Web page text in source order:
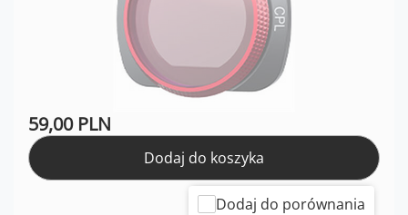
59,00 PLN
Dodaj do koszyka
Dodaj do porównania